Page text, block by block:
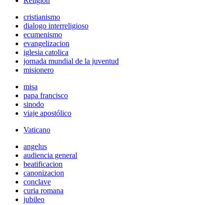
cristianismo
dialogo interreligioso
ecumenismo
evangelizacion
iglesia catolica
jornada mundial de la juventud
misionero
misa
papa francisco
sinodo
viaje apostólico
Vaticano
angelus
audiencia general
beatificacion
canonizacion
conclave
curia romana
jubileo